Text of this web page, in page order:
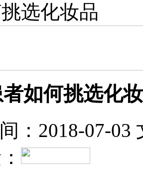
选化妆品
如何挑选化
：2018-07-03